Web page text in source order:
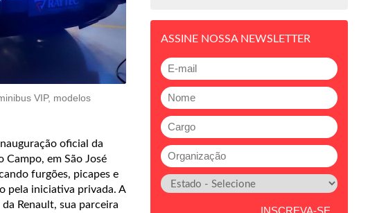
VIP, modelos
oficial da
em São José
furgões, picapes e
pela iniciativa privada. A
Renault, sua parceira
ASSINE NOSSA NEWSLETTER